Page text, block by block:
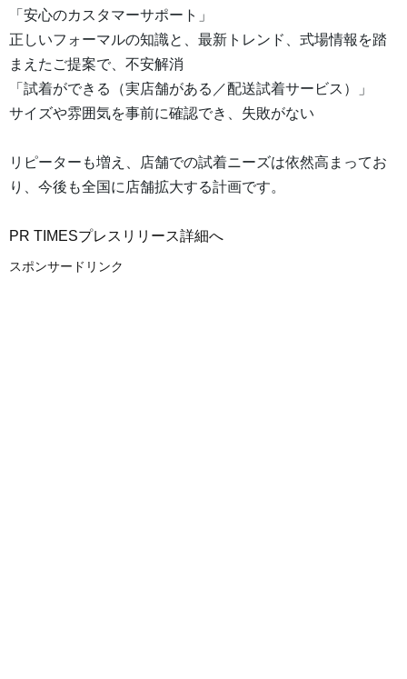
「安心のカスタマーサポート」
正しいフォーマルの知識と、最新トレンド、式場情報を踏
まえたご提案で、不安解消
「試着ができる（実店舗がある／配送試着サービス）」
サイズや雰囲気を事前に確認でき、失敗がない
リピーターも増え、店舗での試着ニーズは依然高まってお
り、今後も全国に店舗拡大する計画です。
PR TIMESプレスリリース詳細へ
スポンサードリンク